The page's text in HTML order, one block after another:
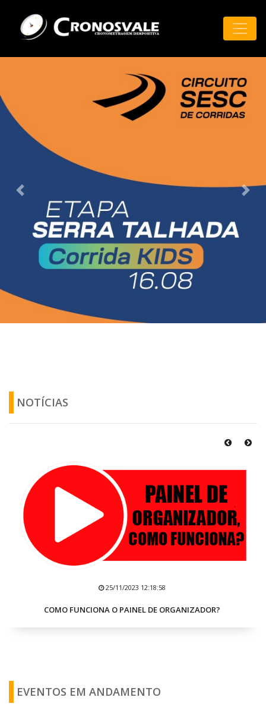
Previous Next
NOTÍCIAS
25/11/2023 12:18:58
COMO FUNCIONA O PAINEL DE ORGANIZADOR?
EVENTOS EM ANDAMENTO